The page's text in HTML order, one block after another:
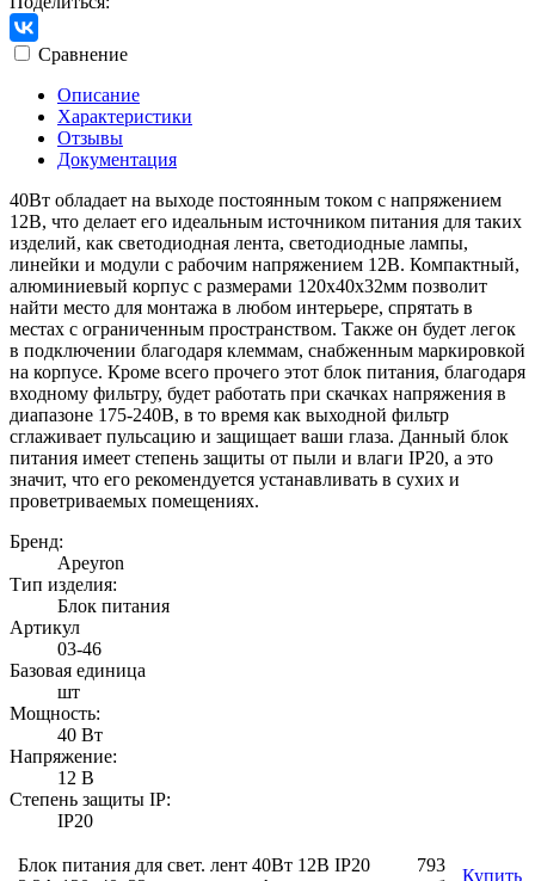
Сравнение
Описание
Характеристики
Отзывы
Документация
40Вт обладает на выходе постоянным током с напряжением
12В, что делает его идеальным источником питания для таких
изделий, как светодиодная лента, светодиодные лампы,
линейки и модули с рабочим напряжением 12В. Компактный,
алюминиевый корпус с размерами 120х40х32мм позволит
найти место для монтажа в любом интерьере, спрятать в
местах с ограниченным пространством. Также он будет легок
в подключении благодаря клеммам, снабженным маркировкой
на корпусе. Кроме всего прочего этот блок питания, благодаря
входному фильтру, будет работать при скачках напряжения в
диапазоне 175-240В, в то время как выходной фильтр
сглаживает пульсацию и защищает ваши глаза. Данный блок
питания имеет степень защиты от пыли и влаги IP20, а это
значит, что его рекомендуется устанавливать в сухих и
проветриваемых помещениях.
Бренд:
Apeyron
Тип изделия:
Блок питания
Артикул
03-46
Базовая единица
шт
Мощность:
40 Вт
Напряжение:
12 В
Степень защиты IP:
IP20
Блок питания для свет. лент 40Вт 12В IP20
793
Купить